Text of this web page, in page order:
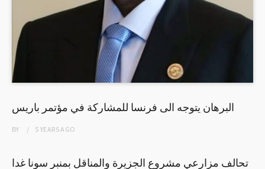
البرهان يتوجه الى فرنسا للمشاركة في مؤتمر باريس
BY 5 YEARSAGO
تحالف مزارعي مشروع الجزيرة والمناقل بمنبر سونا غدا